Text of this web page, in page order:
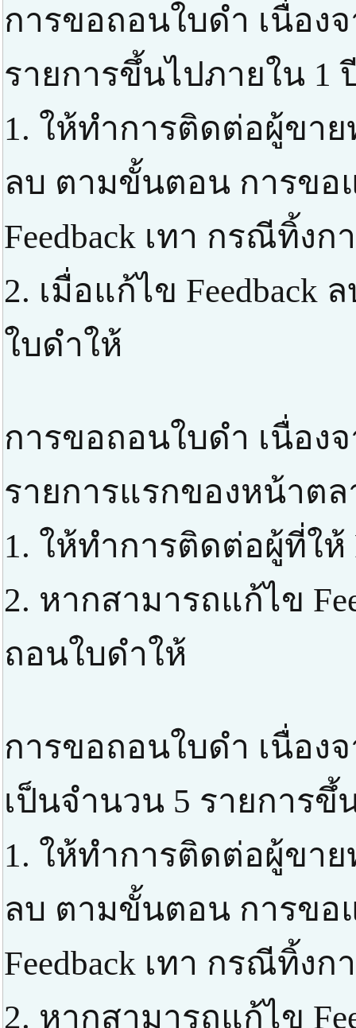
การขอถอนใบดำ เนื่อง
รายการขึ้นไปภายใน 1
1. ให้ทำการติดต่อผู้ขาย
ลบ ตามขั้นตอน การขอแ
Feedback เทา กรณีทิ้งก
2. เมื่อแก้ไข
ใบดำให้
การขอถอนใบดำ เนื่องจ
รายการแรกของหน้าตล
1. ให้ทำการติดต่อผู้ที่ให้
2. หากสามารถแก้ไข
ถอนใบดำให้
การขอถอนใบดำ เนื่อง
เป็นจำนวน 5 รายการขึ้
1. ให้ทำการติดต่อผู้ขาย
ลบ ตามขั้นตอน การขอแ
Feedback เทา กรณีทิ้ง
2. หากสามารถแก้ไข